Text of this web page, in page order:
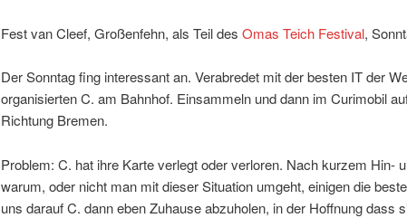
Fest van Cleef, Großenfehn, als Teil des Omas Teich Festival,
Der Sonntag fing interessant an. Verabredet mit der besten IT der
organisierten C. am Bahnhof. Einsammeln und dann im Curimobil
Richtung Bremen.
Problem: C. hat ihre Karte verlegt oder verloren. Nach kurzem Hin-
warum, oder nicht man mit dieser Situation umgeht, einigen die
uns darauf C. dann eben Zuhause abzuholen, in der Hoffnung dass